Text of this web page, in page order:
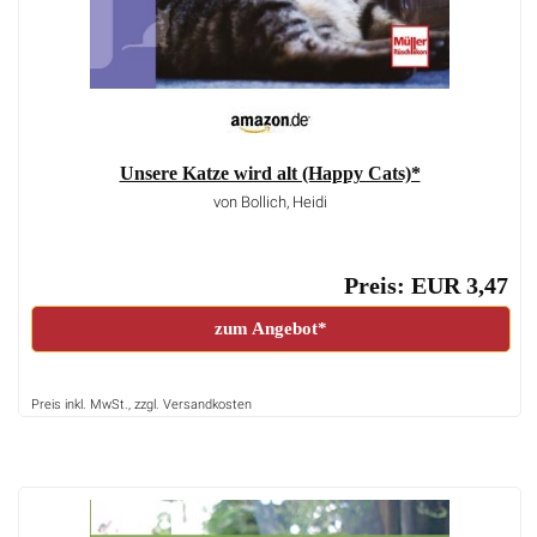
Unsere Katze wird alt (Happy Cats)*
von Bollich, Heidi
Preis: EUR 3,47
zum Angebot*
Preis inkl. MwSt., zzgl. Versandkosten